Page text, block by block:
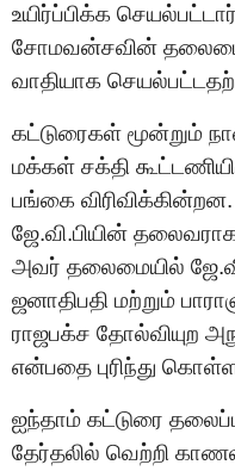
உயிர்ப்பிக்க
சோமவன்சவின்
வாதியாக
கட்டுரைகள் மூன்றும்
மக்கள் சக்தி
பங்கை
ஜே.வி.பியின்
அவர் தலைமையில்
ஜனாதிபதி மற்றும்
ராஜபக்ச தோல்வியுற
என்பதை புரிந்து கொள்ள
ஐந்தாம் கட்டுரை
தேர்தலில் வெற்றி